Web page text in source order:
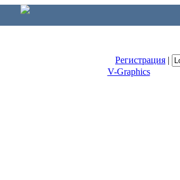
Регистрация |
V-Graphics